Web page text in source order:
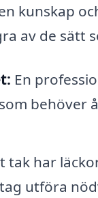
kunskap
av de sätt
En
tak har
utföra